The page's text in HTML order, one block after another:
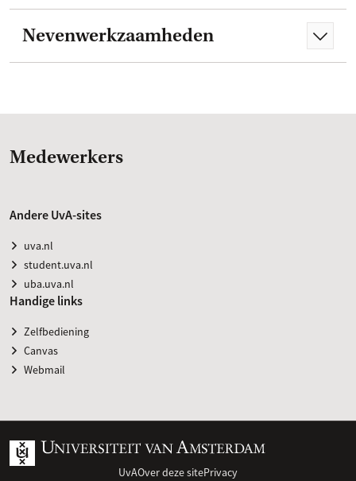
Nevenwerkzaamheden
Medewerkers
Andere UvA-sites
uva.nl
student.uva.nl
uba.uva.nl
Handige links
Zelfbediening
Canvas
Webmail
UvAOver deze sitePrivacy